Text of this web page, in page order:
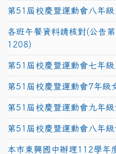
第51屆校慶暨運動會八年
各班午餐資料請核對(公告
1208)
第51屆校慶暨運動會七年
第51屆校慶暨運動會7年級
第51屆校慶暨運動會九年
第51屆校慶暨運動會八年
本市東興國中辦理112學年